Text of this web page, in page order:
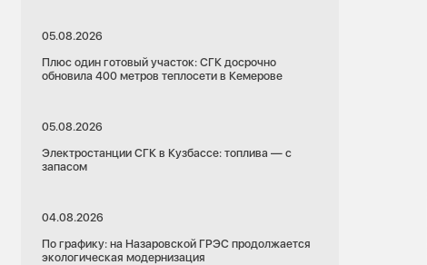
05.08.2026
Плюс один готовый участок: СГК досрочно
обновила 400 метров теплосети в Кемерове
05.08.2026
Электростанции СГК в Кузбассе: топлива — с
запасом
04.08.2026
По графику: на Назаровской ГРЭС продолжается
экологическая модернизация